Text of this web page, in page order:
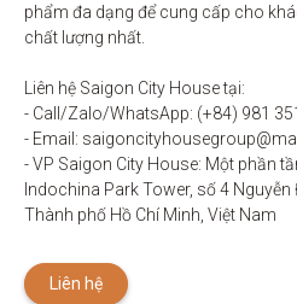
phẩm đa dạng để cung cấp cho
chất lượng nhất.
Liên hệ Saigon City House tại:
- Call/Zalo/WhatsApp: (+84) 981
- Email:
- VP Saigon City House: Một phần
Indochina Park Tower, số 4 Nguyễn
Thành phố Hồ Chí Minh, Việt Nam
Liên hệ